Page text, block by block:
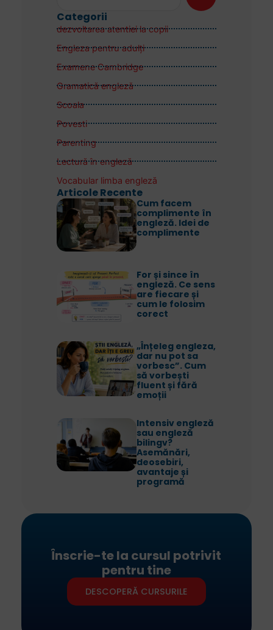
Categorii
dezvoltarea atentiei la copii
Engleza pentru adulţi
Examene Cambridge
Gramatică engleză
Scoala
Povesti
Parenting
Lectură în engleză
Vocabular limba engleză
Articole Recente
Cum facem
complimente în
engleză. Idei de
complimente
For și since în
engleză. Ce sens
are fiecare și
cum le folosim
corect
„Înțeleg engleza,
dar nu pot sa
vorbesc”. Cum
să vorbești
fluent și fără
emoții
Intensiv engleză
sau engleză
bilingv?
Asemănări,
deosebiri,
avantaje și
programă
Înscrie-te la cursul potrivit
pentru tine
DESCOPERĂ CURSURILE